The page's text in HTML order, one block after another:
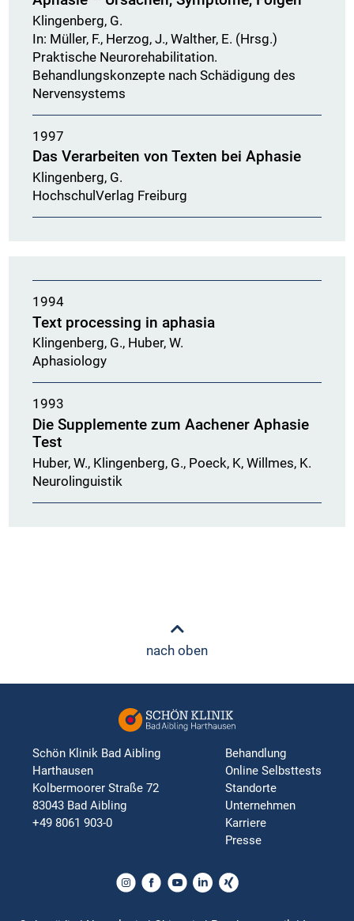
Klingenberg, G.
In: Müller, F., Herzog, J., Walther, E. (Hrsg.)
Praktische Neurorehabilitation.
Behandlungskonzepte nach Schädigung des
Nervensystems
1997
Das Verarbeiten von Texten bei Aphasie
Klingenberg, G.
HochschulVerlag Freiburg
1994
Text processing in aphasia
Klingenberg, G., Huber, W.
Aphasiology
1993
Die Supplemente zum Aachener Aphasie
Test
Huber, W., Klingenberg, G., Poeck, K, Willmes, K.
Neurolinguistik
nach oben
Schön Klinik Bad Aibling
Harthausen
Kolbermoorer Straße 72
83043 Bad Aibling
+49 8061 903-0
Behandlung
Online Selbsttests
Standorte
Unternehmen
Karriere
Presse